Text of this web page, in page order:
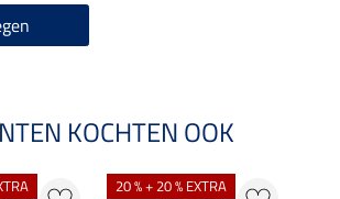
KOCHTEN OOK
20 % + 20 % EXTRA